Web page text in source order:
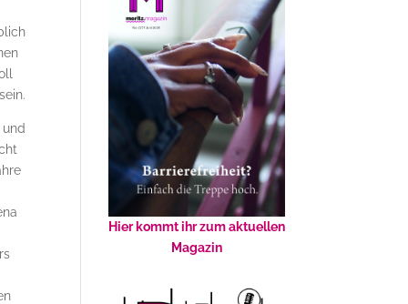
Hier kommt ihr zum aktuellen
Magazin